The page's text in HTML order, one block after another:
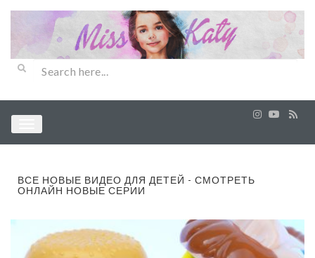
ВСЕ НОВЫЕ ВИДЕО ДЛЯ ДЕТЕЙ - СМОТРЕТЬ
ОНЛАЙН НОВЫЕ СЕРИИ